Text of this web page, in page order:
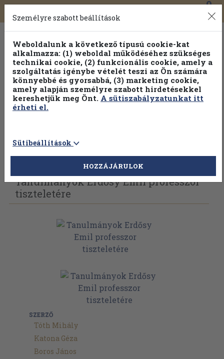
Toggle
navigation
0
Vissza az előző oldalra Válasszon példányt
Tanulmányok Erdősy Emil professzor
tiszteletére
SZERZŐ
Tóth Mihály
Katona Géza
Boros János
Személyre szabott beállítások
Weboldalunk a következő típusú cookie-kat
alkalmazza: (1) weboldal működéséhez szükséges
technikai cookie, (2) funkcionális cookie, amely a
szolgáltatás igénybe vételét teszi az Ön számára
könnyebbé és gyorsabbá, (3) marketing cookie,
amely alapján személyre szabott hirdetésekkel
kereshetjük meg Önt. A sütiszabályzatunkat itt
érheti el.
Sütibeállítások
HOZZÁJÁRULOK